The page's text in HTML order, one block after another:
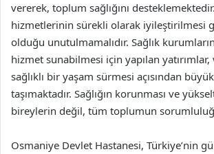
vererek, toplum sağlığını
hizmetlerinin sürekli olarak iyileştirilmesi
olduğu unutulmamalıdır. Sağlık
hizmet sunabilmesi için yapılan yatırımlar,
sağlıklı bir yaşam sürmesi açısından
taşımaktadır. Sağlığın korunması ve
bireylerin değil, tüm toplumun
Osmaniye Devlet Hastanesi, Türkiye’nin